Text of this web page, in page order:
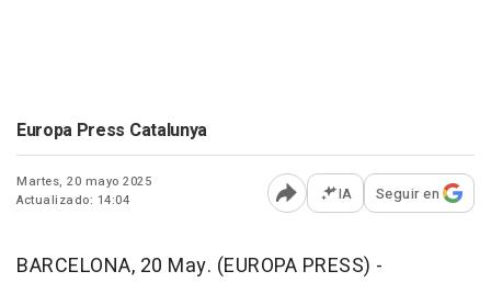
Europa Press Catalunya
Martes, 20 mayo 2025
Actualizado: 14:04
Abrir opciones para
IA Seguir en
BARCELONA, 20 May. (EUROPA PRESS) -